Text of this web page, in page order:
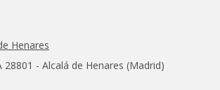
Henares
28801 - Alcalá de Henares (Madrid)